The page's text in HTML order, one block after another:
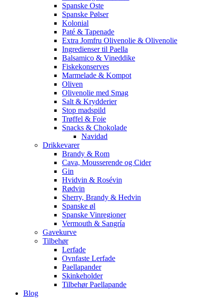
Spanske Oste
Spanske Pølser
Kolonial
Paté & Tapenade
Extra Jomfru Olivenolie & Olivenolie
Ingredienser til Paella
Balsamico & Vineddike
Fiskekonserves
Marmelade & Kompot
Oliven
Olivenolie med Smag
Salt & Krydderier
Stop madspild
Trøffel & Foie
Snacks & Chokolade
Navidad
Drikkevarer
Brandy & Rom
Cava, Mousserende og Cider
Gin
Hvidvin & Rosévin
Rødvin
Sherry, Brandy & Hedvin
Spanske øl
Spanske Vinregioner
Vermouth & Sangría
Gavekurve
Tilbehør
Lerfade
Ovnfaste Lerfade
Paellapander
Skinkeholder
Tilbehør Paellapande
Blog